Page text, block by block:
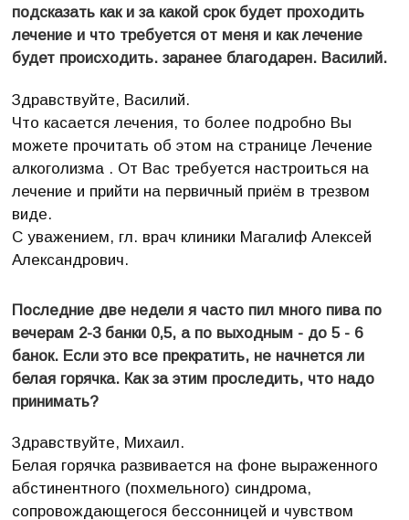
подсказать как и за какой срок будет проходить
лечение и что требуется от меня и как лечение
будет происходить. заранее благодарен. Василий.
Здравствуйте, Василий.
Что касается лечения, то более подробно Вы
можете прочитать об этом на странице Лечение
алкоголизма . От Вас требуется настроиться на
лечение и прийти на первичный приём в трезвом
виде.
С уважением, гл. врач клиники Магалиф Алексей
Александрович.
Последние две недели я часто пил много пива по
вечерам 2-3 банки 0,5, а по выходным - до 5 - 6
банок. Если это все прекратить, не начнется ли
белая горячка. Как за этим проследить, что надо
принимать?
Здравствуйте, Михаил.
Белая горячка развивается на фоне выраженного
абстинентного (похмельного) синдрома,
сопровождающегося бессонницей и чувством